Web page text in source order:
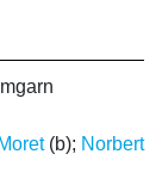
(b); Norbert